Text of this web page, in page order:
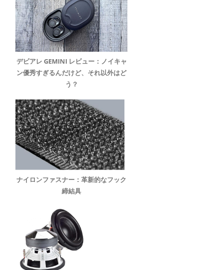
デビアレ GEMINI レビュー：ノイキャ
ン優秀すぎるんだけど、それ以外はど
う？
ナイロンファスナー：革新的なフック
締結具